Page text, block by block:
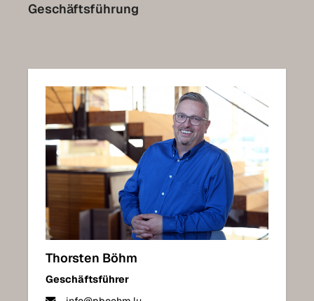
Geschäftsführung
Thorsten Böhm
Geschäftsführer
Möbel selbst planen
Pflege
Kontakt
Expo-Termin vereinbaren
Luxemburg Kollektion